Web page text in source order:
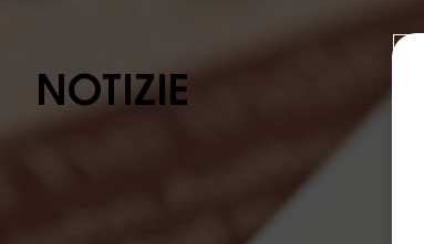
NOTIZIE